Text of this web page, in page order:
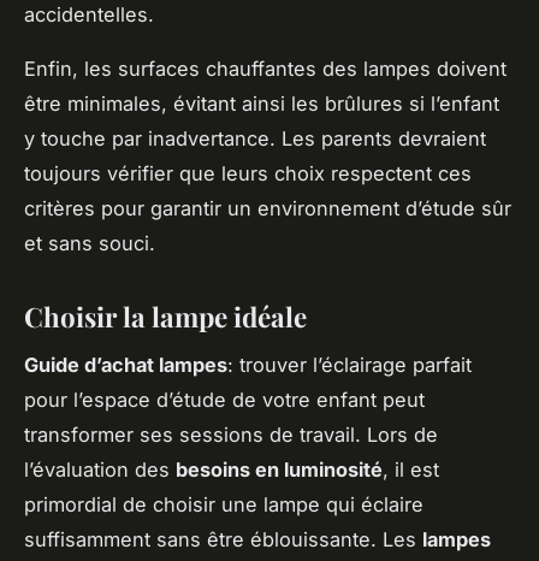
accidentelles.
Enfin, les surfaces chauffantes des lampes doivent
être minimales, évitant ainsi les brûlures si l’enfant
y touche par inadvertance. Les parents devraient
toujours vérifier que leurs choix respectent ces
critères pour garantir un environnement d’étude sûr
et sans souci.
Choisir la lampe idéale
Guide d’achat lampes: trouver l’éclairage parfait
pour l’espace d’étude de votre enfant peut
transformer ses sessions de travail. Lors de
l’évaluation des besoins en luminosité, il est
primordial de choisir une lampe qui éclaire
suffisamment sans être éblouissante. Les lampes